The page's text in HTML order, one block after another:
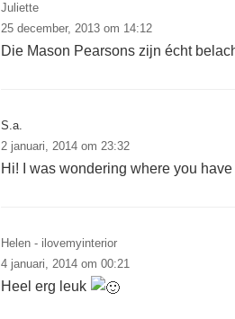
Juliette
25 december, 2013 om 14:12
Die Mason Pearsons zijn écht
S.a.
2 januari, 2014 om 23:32
Hi! I was wondering where you
Helen - ilovemyinterior
4 januari, 2014 om 00:21
Heel erg leuk